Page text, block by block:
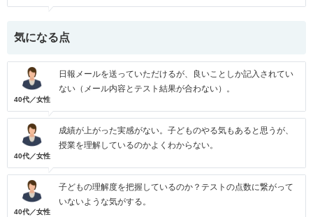
気になる点
40代／女性
日報メールを送っていただけるが、良いことしか記入されてい
ない（メール内容とテスト結果が合わない）。
40代／女性
成績が上がった実感がない。子どものやる気もあると思うが、
授業を理解しているのかよくわからない。
40代／女性
子どもの理解度を把握しているのか？テストの点数に繋がって
いないような気がする。